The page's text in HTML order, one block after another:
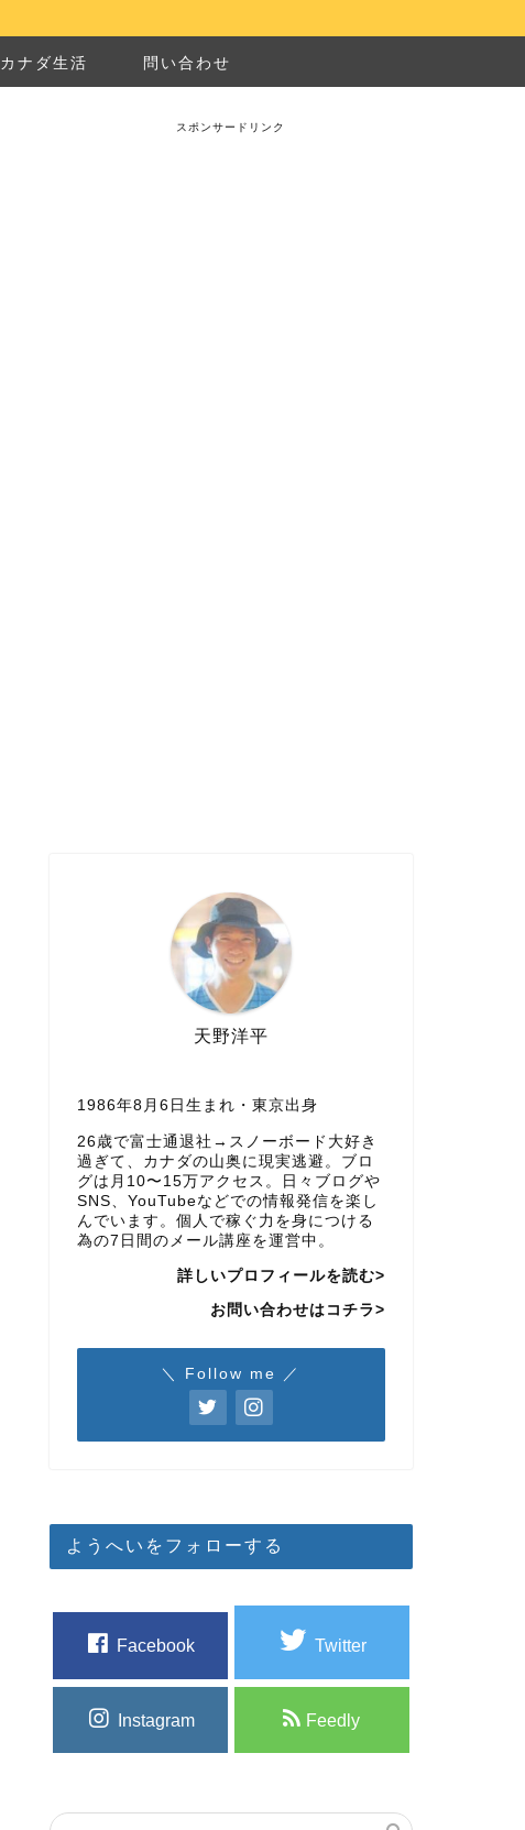
カナダ生活 問い合わせ
スポンサードリンク
天野洋平
1986年8月6日生まれ・東京出身
26歳で富士通退社→スノーボード大好き
過ぎて、カナダの山奥に現実逃避。ブロ
グは月10〜15万アクセス。日々ブログや
SNS、YouTubeなどでの情報発信を楽し
んでいます。個人で稼ぐ力を身につける
為の7日間のメール講座を運営中。
詳しいプロフィールを読む>
お問い合わせはコチラ>
＼ Follow me ／
ようへいをフォローする
Facebook Twitter
Instagram Feedly